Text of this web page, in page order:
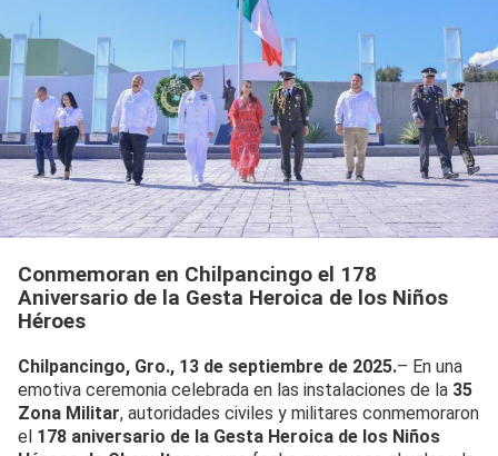
Conmemoran en Chilpancingo el 178
Aniversario de la Gesta Heroica de los Niños
Héroes
Chilpancingo, Gro., 13 de septiembre de 2025.– En una
emotiva ceremonia celebrada en las instalaciones de la 35
Zona Militar, autoridades civiles y militares conmemoraron
el 178 aniversario de la Gesta Heroica de los Niños